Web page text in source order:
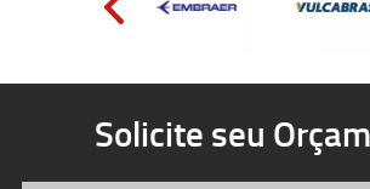
Solicite seu